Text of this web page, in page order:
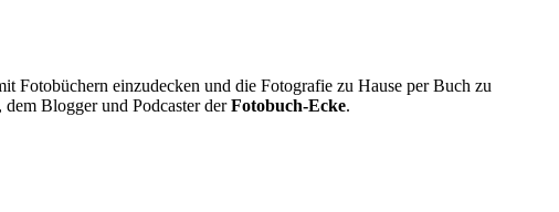
Fotobüchern einzudecken und die Fotografie zu Hause per Buch zu
, dem Blogger und Podcaster derFotobuch-Ecke.